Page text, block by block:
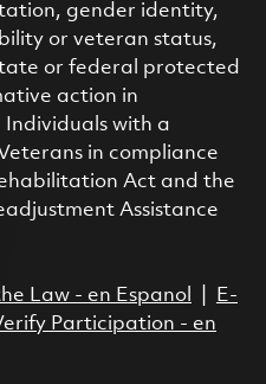
gender identity,
or veteran status,
or federal protected
action in
with a
in compliance
Act and the
Assistance
Law - en Espanol
E-
Participation - en